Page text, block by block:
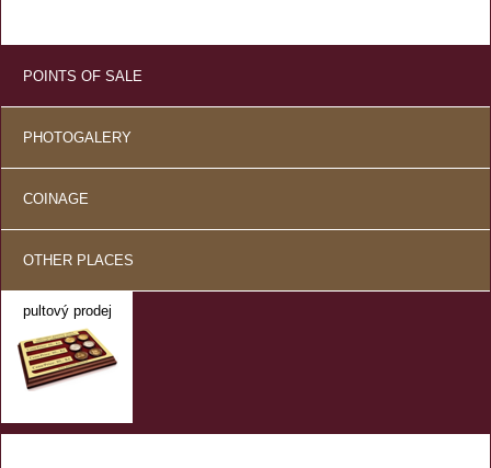
POINTS OF SALE
PHOTOGALERY
COINAGE
OTHER PLACES
pultový prodej